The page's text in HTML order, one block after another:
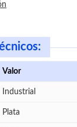
Valor
Industrial
Plata